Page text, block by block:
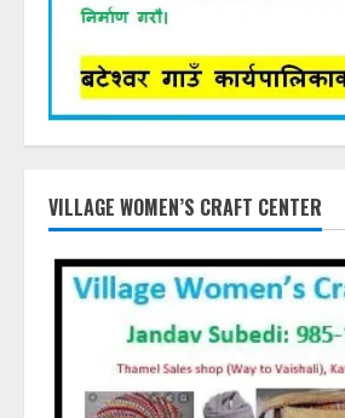
VILLAGE WOMEN’S CRAFT CENTER